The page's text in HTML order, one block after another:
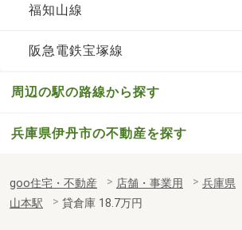
福知山線
阪急電鉄宝塚線
周辺の駅の路線から探す
兵庫県伊丹市の不動産を探す
goo住宅・不動産 店舗・事業用 兵庫県
山本駅
貸倉庫 18.7万円